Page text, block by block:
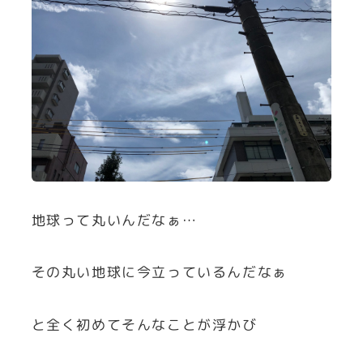
地球って丸いんだなぁ…
その丸い地球に今立っているんだなぁ
と全く初めてそんなことが浮かび